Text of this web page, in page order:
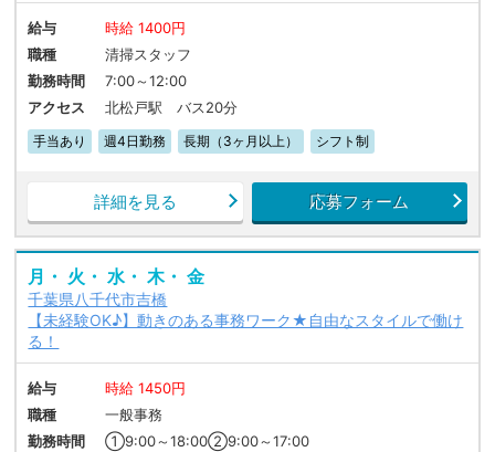
給与
時給 1400円
職種
清掃スタッフ
勤務時間
7:00～12:00
アクセス
北松戸駅 バス20分
手当あり 週4日勤務 長期（3ヶ月以上） シフト制
詳細を見る 応募フォーム
月・ 火・ 水・ 木・ 金
千葉県八千代市吉橋
【未経験OK♪】動きのある事務ワーク★自由なスタイルで働け
る！
給与
時給 1450円
職種
一般事務
勤務時間
①9:00～18:00②9:00～17:00